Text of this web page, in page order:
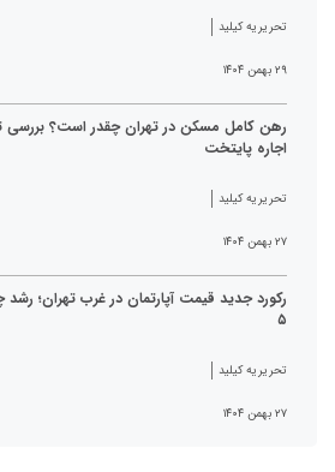
تحریریه کیلید
۲۹ بهمن ۱۴۰۴
رهن کامل مسکن در تهران چقدر است؟ بررسی
اجاره پایتخت
تحریریه کیلید
۲۷ بهمن ۱۴۰۴
رکورد جدید قیمت آپارتمان در غرب تهران؛
۵
تحریریه کیلید
۲۷ بهمن ۱۴۰۴